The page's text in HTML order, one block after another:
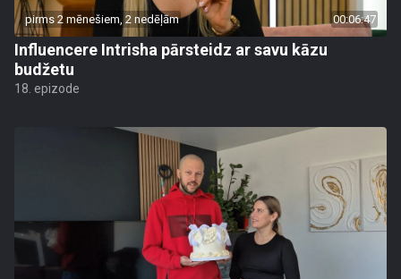
pirms 2 mēnešiem, 2 nedēļām 00:06:47
Influencere Intrisha pārsteidz ar savu kāzu
budžetu
18. epizode